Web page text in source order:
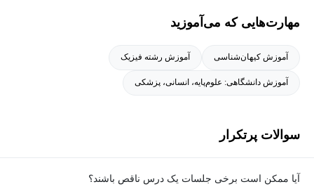
مهارت‌هایی که می‌آموزید
آموزش کیهان‌شناسی آموزش رشته فیزیک
آموزش دانشگاهی: علوم‌پایه، انسانی، پزشکی
سوالات پرتکرار
آیا ممکن است برخی جلسات یک درس ناقص باشند؟